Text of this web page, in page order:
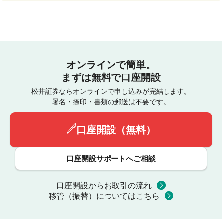
オンラインで簡単。
まずは無料で口座開設
松井証券ならオンラインで申し込みが完結します。
署名・捺印・書類の郵送は不要です。
口座開設（無料）
口座開設サポートへご相談
口座開設からお取引の流れ
移管（振替）についてはこちら